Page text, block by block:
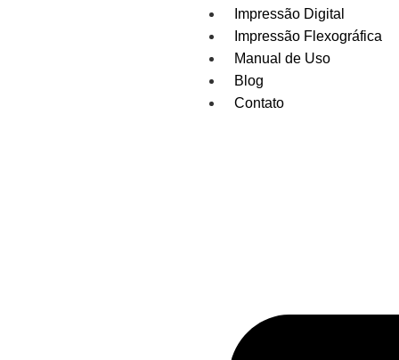
Impressão Digital
Impressão Flexográfica
Manual de Uso
Blog
Contato